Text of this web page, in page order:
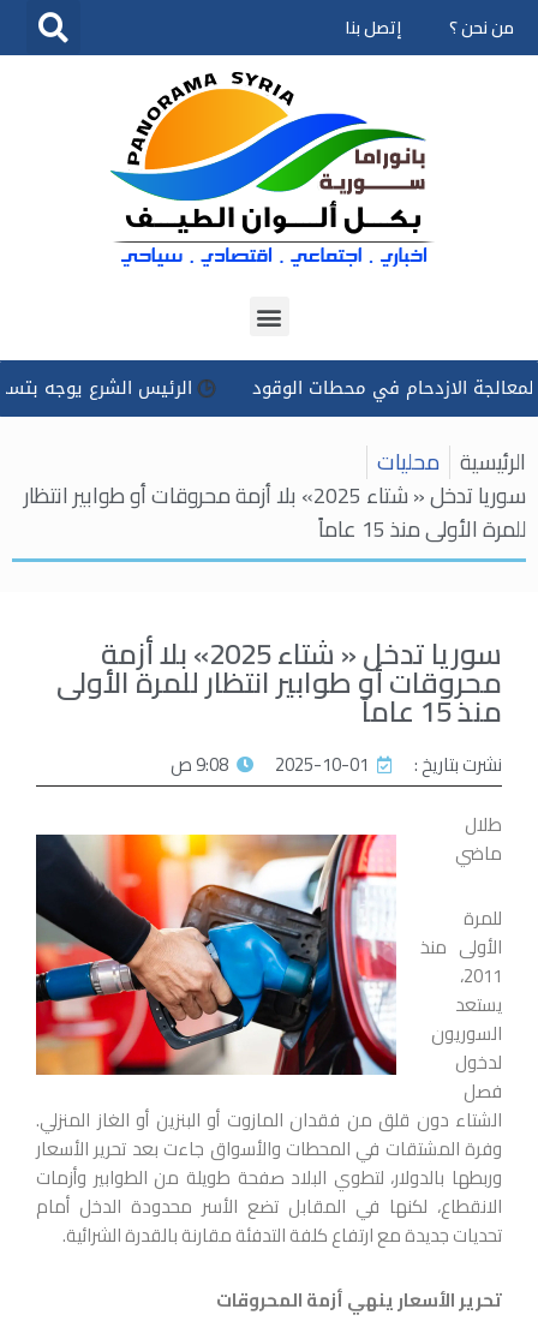
تخطى
من نحن ؟ إتصل بنا
في محطات الوقود الرئيس الشرع يوجه بتسخير كل
الرئيسية محليات
سوريا تدخل « شتاء 2025» بلا أزمة محروقات أو طوابير انتظار
للمرة الأولى منذ 15 عاماً
سوريا تدخل « شتاء 2025» بلا أزمة
محروقات أو طوابير انتظار للمرة الأولى
منذ 15 عاماً
نشرت بتاريخ : 2025-10-01
9:08 ص
طلال
ماضي
للمرة
الأولى منذ
2011،
يستعد
السوريون
لدخول
فصل
الشتاء دون قلق من فقدان المازوت أو البنزين أو الغاز المنزلي.
وفرة المشتقات في المحطات والأسواق جاءت بعد تحرير الأسعار
وربطها بالدولار، لتطوي البلاد صفحة طويلة من الطوابير وأزمات
الانقطاع، لكنها في المقابل تضع الأسر محدودة الدخل أمام
تحديات جديدة مع ارتفاع كلفة التدفئة مقارنة بالقدرة الشرائية.
تحرير الأسعار ينهي أزمة المحروقات